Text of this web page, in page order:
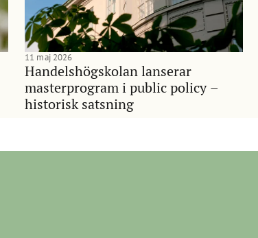
Handelshögskolan lanserar
masterprogram i public policy –
historisk satsning
11 maj 2026